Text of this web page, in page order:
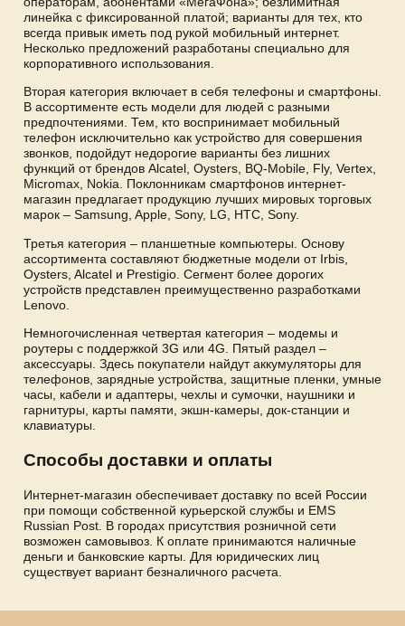
линейка с фиксированной платой; варианты для тех, кто
всегда привык иметь под рукой мобильный интернет.
Несколько предложений разработаны специально для
корпоративного использования.
Вторая категория включает в себя телефоны и смартфоны.
В ассортименте есть модели для людей с разными
предпочтениями. Тем, кто воспринимает мобильный
телефон исключительно как устройство для совершения
звонков, подойдут недорогие варианты без лишних
функций от брендов Alcatel, Oysters, BQ-Mobile, Fly, Vertex,
Micromax, Nokia. Поклонникам смартфонов интернет-
магазин предлагает продукцию лучших мировых торговых
марок – Samsung, Apple, Sony, LG, HTC, Sony.
Третья категория – планшетные компьютеры. Основу
ассортимента составляют бюджетные модели от Irbis,
Oysters, Alcatel и Prestigio. Сегмент более дорогих
устройств представлен преимущественно разработками
Lenovo.
Немногочисленная четвертая категория – модемы и
роутеры с поддержкой 3G или 4G. Пятый раздел –
аксессуары. Здесь покупатели найдут аккумуляторы для
телефонов, зарядные устройства, защитные пленки, умные
часы, кабели и адаптеры, чехлы и сумочки, наушники и
гарнитуры, карты памяти, экшн-камеры, док-станции и
клавиатуры.
Способы доставки и оплаты
Интернет-магазин обеспечивает доставку по всей России
при помощи собственной курьерской службы и EMS
Russian Post. В городах присутствия розничной сети
возможен самовывоз. К оплате принимаются наличные
деньги и банковские карты. Для юридических лиц
существует вариант безналичного расчета.